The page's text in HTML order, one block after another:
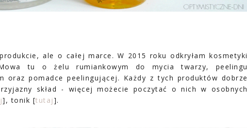
ale o całej marce. W 2015 roku odkryłam kosmetyki
tu o żelu rumiankowym do mycia twarzy, peelingu
oraz pomadce peelingującej. Każdy z tych produktów dobrze
skład - więcej możecie poczytać o nich w osobnych
], tonik [tutaj].